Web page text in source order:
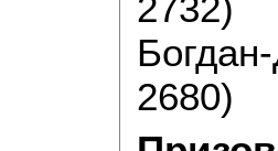
2732)
2680)